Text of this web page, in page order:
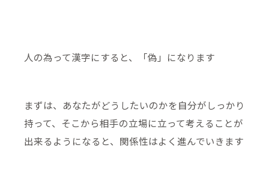
人の為って漢字にすると、「偽」になります
まずは、あなたがどうしたいのかを自分がしっかり
持って、そこから相手の立場に立って考えることが
出来るようになると、関係性はよく進んでいきます